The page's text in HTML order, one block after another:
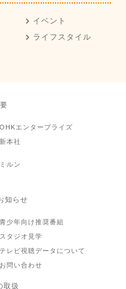
イベント
ライフスタイル
OHKエンタープライズ
新本社
ミルン
知らせ
青少年向け推奨番組
スタジオ見学
テレビ視聴データについて
お問い合わせ
取扱